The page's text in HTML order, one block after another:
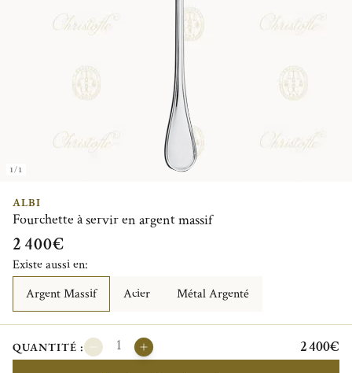
1/1
ALBI
Fourchette à servir en argent massif
2 400€
Existe aussi en:
Argent Massif
Acier Métal Argenté
QUANTITÉ : 2 400€